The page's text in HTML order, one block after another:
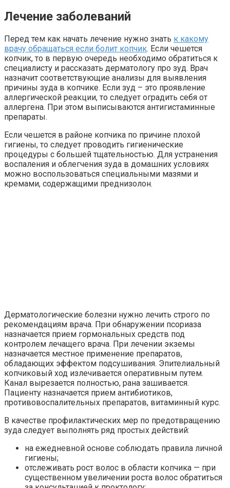
Лечение заболеваний
Перед тем как начать лечение нужно знать к какому
врачу обращаться если болит копчик. Если чешется
копчик, то в первую очередь необходимо обратиться к
специалисту и рассказать дерматологу про зуд. Врач
назначит соответствующие анализы для выявления
причины зуда в копчике. Если зуд – это проявление
аллергической реакции, то следует оградить себя от
аллергена. При этом выписываются антигистаминные
препараты.
Если чешется в районе копчика по причине плохой
гигиены, то следует проводить гигиенические
процедуры с большей тщательностью. Для устранения
воспаления и облегчения зуда в домашних условиях
можно воспользоваться специальными мазями и
кремами, содержащими преднизолон.
Дерматологические болезни нужно лечить строго по
рекомендациям врача. При обнаружении псориаза
назначается прием гормональных средств под
контролем лечащего врача. При лечении экземы
назначается местное применение препаратов,
обладающих эффектом подсушивания. Эпителиальный
копчиковый ход излечивается оперативным путем.
Канал вырезается полностью, рана зашивается.
Пациенту назначается прием антибиотиков,
противовоспалительных препаратов, витаминный курс.
В качестве профилактических мер по предотвращению
зуда следует выполнять ряд простых действий:
на ежедневной основе соблюдать правила личной
гигиены;
отслеживать рост волос в области копчика — при
существенном увеличении роста волос обратиться